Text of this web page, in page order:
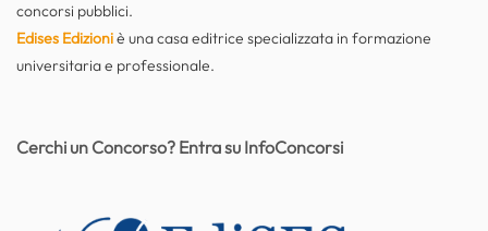
concorsi pubblici.
Edises Edizioniè una casa editrice specializzata in formazione
universitaria e professionale.
Cerchi un Concorso? Entra su InfoConcorsi